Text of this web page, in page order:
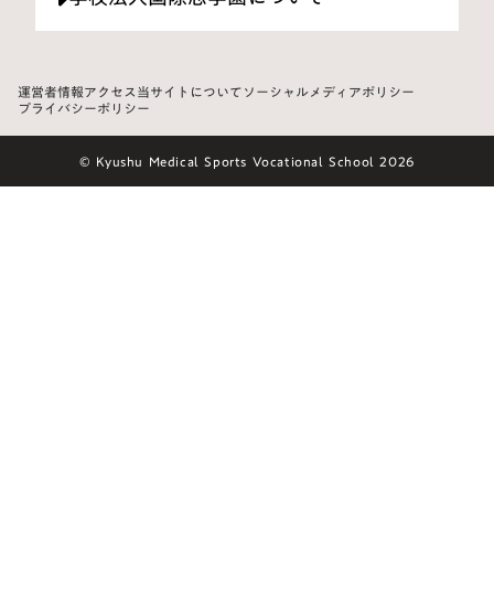
運営者情報アクセス当サイトについてソーシャルメディアポリシー
プライバシーポリシー
© Kyushu Medical Sports Vocational School 2026